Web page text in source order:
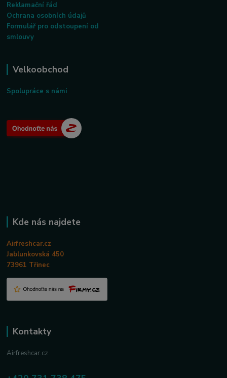
Reklamační řád
Ochrana osobních údajů
Formulář pro odstoupení od
smlouvy
Velkoobchod
Spolupráce s námi
Kde nás najdete
Airfreshcar.cz
Jablunkovská 450
73961 Třinec
Kontakty
Airfreshcar.cz